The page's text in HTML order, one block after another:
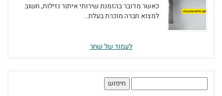
כאשר מדובר בהזמנת שירותי איתור נזילות, חשוב
למצוא חברה מוכרת בעלת...
לעמוד של שחר